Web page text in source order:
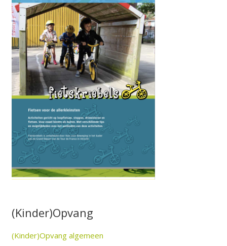
(Kinder)Opvang
(Kinder)Opvang algemeen